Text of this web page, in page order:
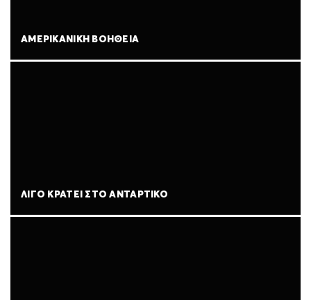
ΑΜΕΡΙΚΑΝΙΚΉ ΒΟΉΘΕΙΑ
ΛΊΓΟ ΚΡΆΤΕΙ ΣΤΟ ΑΝΤΆΡΤΙΚΟ